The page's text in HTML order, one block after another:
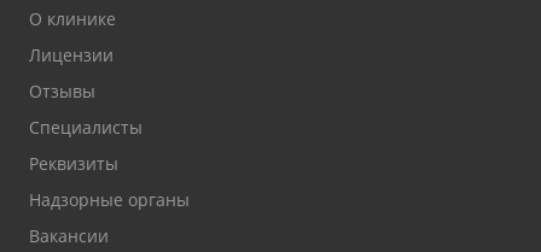
О клинике
Лицензии
Отзывы
Специалисты
Реквизиты
Надзорные органы
Вакансии